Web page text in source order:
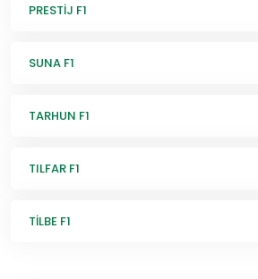
PRESTİJ F1
SUNA F1
TARHUN F1
TILFAR F1
TİLBE F1